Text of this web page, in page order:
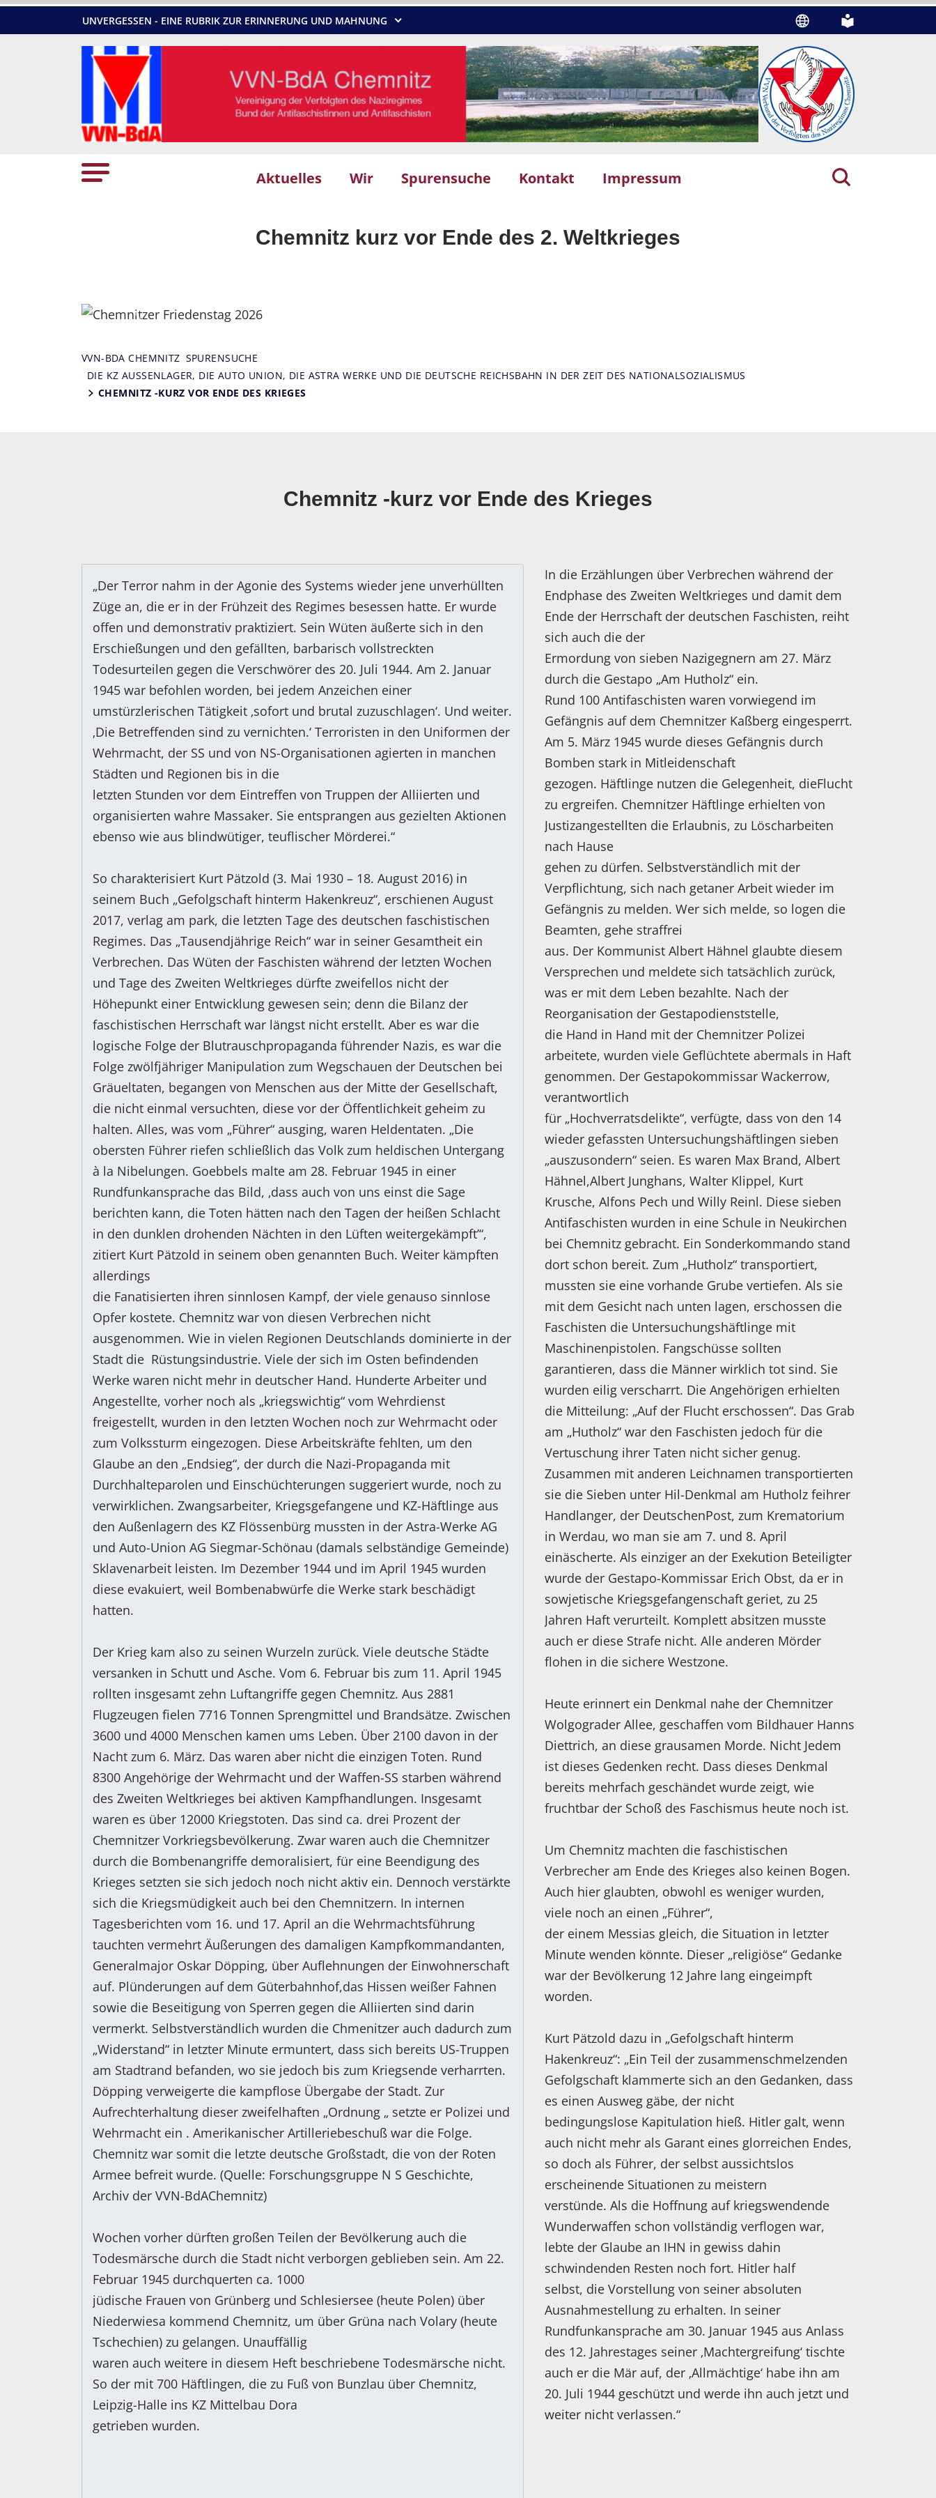
UNVERGESSEN - EINE RUBRIK ZUR ERINNERUNG UND MAHNUNG
Aktuelles Wir Spurensuche Kontakt Impressum
Chemnitz kurz vor Ende des 2. Weltkrieges
Zurück
VVN-BDA CHEMNITZ SPURENSUCHE
DIE KZ AUSSENLAGER, DIE AUTO UNION, DIE ASTRA WERKE UND DIE DEUTSCHE REICHSBAHN IN DER ZEIT DES NATIONALSOZIALISMUS
CHEMNITZ -KURZ VOR ENDE DES KRIEGES
Chemnitz -kurz vor Ende des Krieges
„Der Terror nahm in der Agonie des Systems wieder jene unverhüllten
Züge an, die er in der Frühzeit des Regimes besessen hatte. Er wurde
offen und demonstrativ praktiziert. Sein Wüten äußerte sich in den
Erschießungen und den gefällten, barbarisch vollstreckten
Todesurteilen gegen die Verschwörer des 20. Juli 1944. Am 2. Januar
1945 war befohlen worden, bei jedem Anzeichen einer
umstürzlerischen Tätigkeit ‚sofort und brutal zuzuschlagen‘. Und weiter.
‚Die Betreffenden sind zu vernichten.‘ Terroristen in den Uniformen der
Wehrmacht, der SS und von NS-Organisationen agierten in manchen
Städten und Regionen bis in die
letzten Stunden vor dem Eintreffen von Truppen der Alliierten und
organisierten wahre Massaker. Sie entsprangen aus gezielten Aktionen
ebenso wie aus blindwütiger, teuflischer Mörderei.“
So charakterisiert Kurt Pätzold (3. Mai 1930 – 18. August 2016) in
seinem Buch „Gefolgschaft hinterm Hakenkreuz“, erschienen August
2017, verlag am park, die letzten Tage des deutschen faschistischen
Regimes. Das „Tausendjährige Reich“ war in seiner Gesamtheit ein
Verbrechen. Das Wüten der Faschisten während der letzten Wochen
und Tage des Zweiten Weltkrieges dürfte zweifellos nicht der
Höhepunkt einer Entwicklung gewesen sein; denn die Bilanz der
faschistischen Herrschaft war längst nicht erstellt. Aber es war die
logische Folge der Blutrauschpropaganda führender Nazis, es war die
Folge zwölfjähriger Manipulation zum Wegschauen der Deutschen bei
Gräueltaten, begangen von Menschen aus der Mitte der Gesellschaft,
die nicht einmal versuchten, diese vor der Öffentlichkeit geheim zu
halten. Alles, was vom „Führer“ ausging, waren Heldentaten. „Die
obersten Führer riefen schließlich das Volk zum heldischen Untergang
à la Nibelungen. Goebbels malte am 28. Februar 1945 in einer
Rundfunkansprache das Bild, ‚dass auch von uns einst die Sage
berichten kann, die Toten hätten nach den Tagen der heißen Schlacht
in den dunklen drohenden Nächten in den Lüften weitergekämpft’“,
zitiert Kurt Pätzold in seinem oben genannten Buch. Weiter kämpften
allerdings
die Fanatisierten ihren sinnlosen Kampf, der viele genauso sinnlose
Opfer kostete. Chemnitz war von diesen Verbrechen nicht
ausgenommen. Wie in vielen Regionen Deutschlands dominierte in der
Stadt die Rüstungsindustrie. Viele der sich im Osten befindenden
Werke waren nicht mehr in deutscher Hand. Hunderte Arbeiter und
Angestellte, vorher noch als „kriegswichtig“ vom Wehrdienst
freigestellt, wurden in den letzten Wochen noch zur Wehrmacht oder
zum Volkssturm eingezogen. Diese Arbeitskräfte fehlten, um den
Glaube an den „Endsieg“, der durch die Nazi-Propaganda mit
Durchhalteparolen und Einschüchterungen suggeriert wurde, noch zu
verwirklichen. Zwangsarbeiter, Kriegsgefangene und KZ-Häftlinge aus
den Außenlagern des KZ Flössenbürg mussten in der Astra-Werke AG
und Auto-Union AG Siegmar-Schönau (damals selbständige Gemeinde)
Sklavenarbeit leisten. Im Dezember 1944 und im April 1945 wurden
diese evakuiert, weil Bombenabwürfe die Werke stark beschädigt
hatten.
Der Krieg kam also zu seinen Wurzeln zurück. Viele deutsche Städte
versanken in Schutt und Asche. Vom 6. Februar bis zum 11. April 1945
rollten insgesamt zehn Luftangriffe gegen Chemnitz. Aus 2881
Flugzeugen fielen 7716 Tonnen Sprengmittel und Brandsätze. Zwischen
3600 und 4000 Menschen kamen ums Leben. Über 2100 davon in der
Nacht zum 6. März. Das waren aber nicht die einzigen Toten. Rund
8300 Angehörige der Wehrmacht und der Waffen-SS starben während
des Zweiten Weltkrieges bei aktiven Kampfhandlungen. Insgesamt
waren es über 12000 Kriegstoten. Das sind ca. drei Prozent der
Chemnitzer Vorkriegsbevölkerung. Zwar waren auch die Chemnitzer
durch die Bombenangriffe demoralisiert, für eine Beendigung des
Krieges setzten sie sich jedoch noch nicht aktiv ein. Dennoch verstärkte
sich die Kriegsmüdigkeit auch bei den Chemnitzern. In internen
Tagesberichten vom 16. und 17. April an die Wehrmachtsführung
tauchten vermehrt Äußerungen des damaligen Kampfkommandanten,
Generalmajor Oskar Döpping, über Auflehnungen der Einwohnerschaft
auf. Plünderungen auf dem Güterbahnhof,das Hissen weißer Fahnen
sowie die Beseitigung von Sperren gegen die Alliierten sind darin
vermerkt. Selbstverständlich wurden die Chmenitzer auch dadurch zum
„Widerstand“ in letzter Minute ermuntert, dass sich bereits US-Truppen
am Stadtrand befanden, wo sie jedoch bis zum Kriegsende verharrten.
Döpping verweigerte die kampflose Übergabe der Stadt. Zur
Aufrechterhaltung dieser zweifelhaften „Ordnung „ setzte er Polizei und
Wehrmacht ein . Amerikanischer Artilleriebeschuß war die Folge.
Chemnitz war somit die letzte deutsche Großstadt, die von der Roten
Armee befreit wurde. (Quelle: Forschungsgruppe N S Geschichte,
Archiv der VVN-BdAChemnitz)
Wochen vorher dürften großen Teilen der Bevölkerung auch die
Todesmärsche durch die Stadt nicht verborgen geblieben sein. Am 22.
Februar 1945 durchquerten ca. 1000
jüdische Frauen von Grünberg und Schlesiersee (heute Polen) über
Niederwiesa kommend Chemnitz, um über Grüna nach Volary (heute
Tschechien) zu gelangen. Unauffällig
waren auch weitere in diesem Heft beschriebene Todesmärsche nicht.
So der mit 700 Häftlingen, die zu Fuß von Bunzlau über Chemnitz,
Leipzig-Halle ins KZ Mittelbau Dora
getrieben wurden.
In die Erzählungen über Verbrechen während der
Endphase des Zweiten Weltkrieges und damit dem
Ende der Herrschaft der deutschen Faschisten, reiht
sich auch die der
Ermordung von sieben Nazigegnern am 27. März
durch die Gestapo „Am Hutholz“ ein.
Rund 100 Antifaschisten waren vorwiegend im
Gefängnis auf dem Chemnitzer Kaßberg eingesperrt.
Am 5. März 1945 wurde dieses Gefängnis durch
Bomben stark in Mitleidenschaft
gezogen. Häftlinge nutzen die Gelegenheit, dieFlucht
zu ergreifen. Chemnitzer Häftlinge erhielten von
Justizangestellten die Erlaubnis, zu Löscharbeiten
nach Hause
gehen zu dürfen. Selbstverständlich mit der
Verpflichtung, sich nach getaner Arbeit wieder im
Gefängnis zu melden. Wer sich melde, so logen die
Beamten, gehe straffrei
aus. Der Kommunist Albert Hähnel glaubte diesem
Versprechen und meldete sich tatsächlich zurück,
was er mit dem Leben bezahlte. Nach der
Reorganisation der Gestapodienststelle,
die Hand in Hand mit der Chemnitzer Polizei
arbeitete, wurden viele Geflüchtete abermals in Haft
genommen. Der Gestapokommissar Wackerrow,
verantwortlich
für „Hochverratsdelikte“, verfügte, dass von den 14
wieder gefassten Untersuchungshäftlingen sieben
„auszusondern“ seien. Es waren Max Brand, Albert
Hähnel,Albert Junghans, Walter Klippel, Kurt
Krusche, Alfons Pech und Willy Reinl. Diese sieben
Antifaschisten wurden in eine Schule in Neukirchen
bei Chemnitz gebracht. Ein Sonderkommando stand
dort schon bereit. Zum „Hutholz“ transportiert,
mussten sie eine vorhande Grube vertiefen. Als sie
mit dem Gesicht nach unten lagen, erschossen die
Faschisten die Untersuchungshäftlinge mit
Maschinenpistolen. Fangschüsse sollten
garantieren, dass die Männer wirklich tot sind. Sie
wurden eilig verscharrt. Die Angehörigen erhielten
die Mitteilung: „Auf der Flucht erschossen“. Das Grab
am „Hutholz“ war den Faschisten jedoch für die
Vertuschung ihrer Taten nicht sicher genug.
Zusammen mit anderen Leichnamen transportierten
sie die Sieben unter Hil-Denkmal am Hutholz feihrer
Handlanger, der DeutschenPost, zum Krematorium
in Werdau, wo man sie am 7. und 8. April
einäscherte. Als einziger an der Exekution Beteiligter
wurde der Gestapo-Kommissar Erich Obst, da er in
sowjetische Kriegsgefangenschaft geriet, zu 25
Jahren Haft verurteilt. Komplett absitzen musste
auch er diese Strafe nicht. Alle anderen Mörder
flohen in die sichere Westzone.
Heute erinnert ein Denkmal nahe der Chemnitzer
Wolgograder Allee, geschaffen vom Bildhauer Hanns
Diettrich, an diese grausamen Morde. Nicht Jedem
ist dieses Gedenken recht. Dass dieses Denkmal
bereits mehrfach geschändet wurde zeigt, wie
fruchtbar der Schoß des Faschismus heute noch ist.
Um Chemnitz machten die faschistischen
Verbrecher am Ende des Krieges also keinen Bogen.
Auch hier glaubten, obwohl es weniger wurden,
viele noch an einen „Führer“,
der einem Messias gleich, die Situation in letzter
Minute wenden könnte. Dieser „religiöse“ Gedanke
war der Bevölkerung 12 Jahre lang eingeimpft
worden.
Kurt Pätzold dazu in „Gefolgschaft hinterm
Hakenkreuz“: „Ein Teil der zusammenschmelzenden
Gefolgschaft klammerte sich an den Gedanken, dass
es einen Ausweg gäbe, der nicht
bedingungslose Kapitulation hieß. Hitler galt, wenn
auch nicht mehr als Garant eines glorreichen Endes,
so doch als Führer, der selbst aussichtslos
erscheinende Situationen zu meistern
verstünde. Als die Hoffnung auf kriegswendende
Wunderwaffen schon vollständig verflogen war,
lebte der Glaube an IHN in gewiss dahin
schwindenden Resten noch fort. Hitler half
selbst, die Vorstellung von seiner absoluten
Ausnahmestellung zu erhalten. In seiner
Rundfunkansprache am 30. Januar 1945 aus Anlass
des 12. Jahrestages seiner ‚Machtergreifung‘ tischte
auch er die Mär auf, der ‚Allmächtige‘ habe ihn am
20. Juli 1944 geschützt und werde ihn auch jetzt und
weiter nicht verlassen.“